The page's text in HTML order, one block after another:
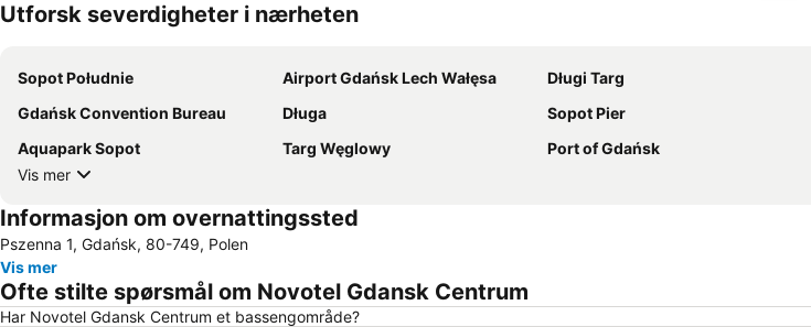
Utforsk severdigheter i nærheten
Sopot Południe Airport Gdańsk Lech Wałęsa Długi Targ
Gdańsk Convention Bureau
Długa Sopot Pier
Aquapark Sopot
Targ Węglowy Port of Gdańsk
Vis mer
Informasjon om overnattingssted
Pszenna 1, Gdańsk, 80-749, Polen
Vis mer
Ofte stilte spørsmål om Novotel Gdansk Centrum
Har Novotel Gdansk Centrum et bassengområde?